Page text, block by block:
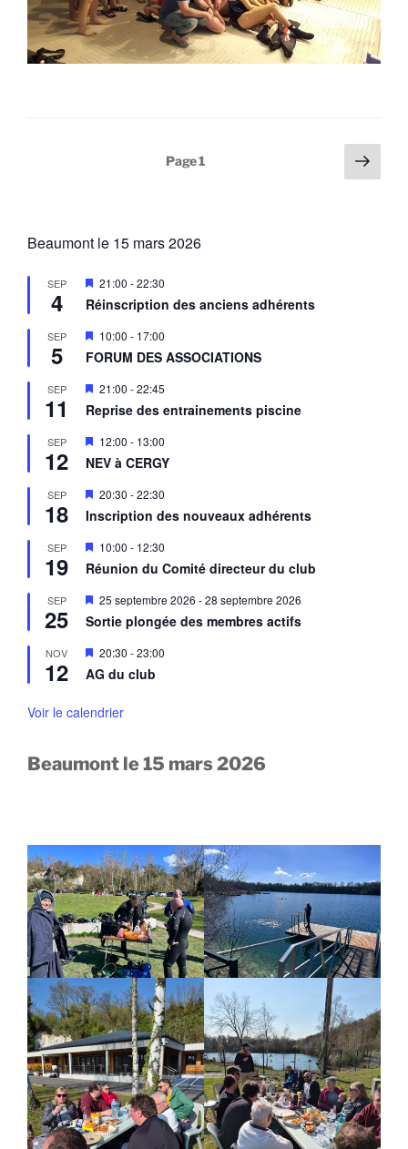
Page1
Page
Beaumont le 15 mars 2026
SEP
4
M
i
s
n
a
a
n
t
21:00 -22:30
Réinscription des anciens adhérents
SEP
5
M
i
s
n
a
v
a
n
t
10:00 - 17:00
FORUM DES ASSOCIATIONS
SEP
11
M
s
n
a
a
n
t
21:00 -22:45
Reprise des entrainements piscine
SEP
12
M
i
s
n
a
a
n
t
12:00 - 13:00
NEV à CERGY
SEP
18
M
s
n
a
a
n
t
20:30 -22:30
Inscription des nouveaux adhérents
SEP
19
M
i
s
n
a
a
n
t
10:00 - 12:30
Réunion du Comité directeur du club
SEP
25
M
s
n
a
n
25 septembre 2026 -28 septembre 2026
Sortie plongée des membres actifs
NOV
12
M
i
s
n
n
20:30 -23:00
AG du club
Voir le calendrier
Beaumont le 15 mars 2026